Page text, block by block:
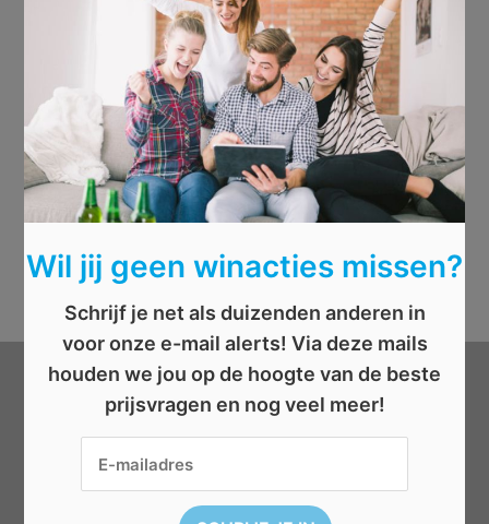
Categorieën
Beauty
Boeken
Wil jij geen winacties missen?
Schrijf je net als duizenden anderen in
voor onze e-mail alerts! Via deze mails
houden we jou op de hoogte van de beste
prijsvragen en nog veel meer!